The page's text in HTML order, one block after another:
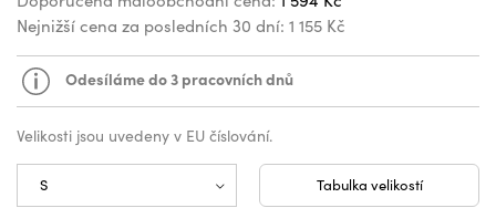
Nejnižší cena za posledních 30 dní: 1 155 Kč
Odesíláme do 3 pracovních dnů
Velikosti jsou uvedeny v EU číslování.
Tabulka velikostí